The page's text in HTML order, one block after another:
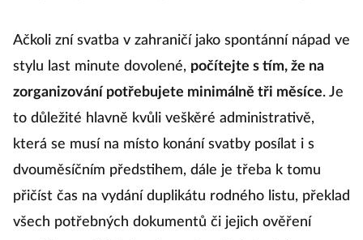
Ačkoli zní svatba v zahraničí jako spontánní nápad ve
stylu last minute dovolené, počítejte s tím, že na
zorganizování potřebujete minimálně tři měsíce. Je
to důležité hlavně kvůli veškěré administrativě,
která se musí na místo konání svatby posílat i s
dvouměsíčním předstihem, dále je třeba k tomu
přičíst čas na vydání duplikátu rodného listu, překlad
všech potřebných dokumentů či jejich ověření